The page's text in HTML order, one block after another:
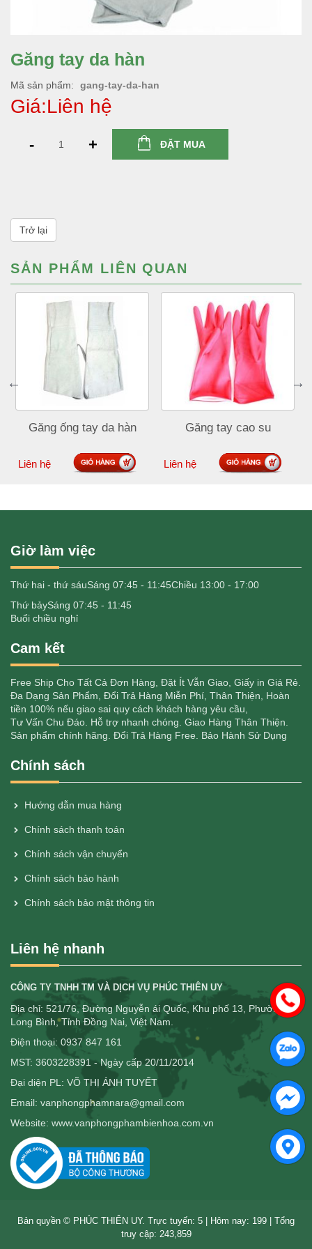
Găng tay da hàn
Mã sản phẩm gang-tay-da-han
Giá:Liên hệ
- + ĐẶT MUA
Trở lại
SẢN PHẨM LIÊN QUAN
Găng ống tay da hàn
Liên hệ
Găng tay cao su
Liên hệ
Đặt mua Đặt mua
Giờ làm việc
Thứ hai - thứ sáuSáng 07:45 - 11:45Chiều 13:00 - 17:00
Thứ bảySáng 07:45 - 11:45
Buổi chiều nghỉ
Cam kết
Free Ship Cho Tất Cả Đơn Hàng, Đặt Ít Vẫn Giao, Giấy in Giá Rẻ.
Đa Dạng Sản Phẩm, Đổi Trả Hàng Miễn Phí, Thân Thiện, Hoàn
tiền 100% nếu giao sai quy cách khách hàng yêu cầu,
Tư Vấn Chu Đáo. Hỗ trợ nhanh chóng. Giao Hàng Thân Thiện.
Sản phẩm chính hãng. Đổi Trả Hàng Free. Bảo Hành Sử Dụng
Chính sách
Hướng dẫn mua hàng
Chính sách thanh toán
Chính sách vận chuyển
Chính sách bảo hành
Chính sách bảo mật thông tin
Liên hệ nhanh
CÔNG TY TNHH TM VÀ DỊCH VỤ PHÚC THIÊN UY
Địa chỉ: 521/76, Đường Nguyễn ái Quốc, Khu phố 13, Phường
Long Bình, Tỉnh Đồng Nai, Việt Nam.
Điện thoại: 0937 847 161
MST: 3603228391 - Ngày cấp 20/11/2014
Đại diện PL: VÕ THỊ ÁNH TUYẾT
Email: vanphongphamnara@gmail.com
Website: www.vanphongphambienhoa.com.vn
Bản quyền © PHÚC THIÊN UY. Trực tuyến: 5 | Hôm nay: 199 | Tổng
truy cập: 243,859